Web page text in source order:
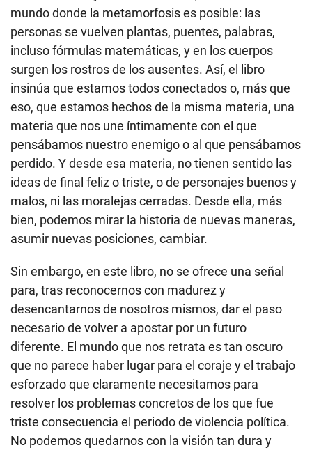
mundo donde la metamorfosis es posible: las
personas se vuelven plantas, puentes, palabras,
incluso fórmulas matemáticas, y en los cuerpos
surgen los rostros de los ausentes. Así, el libro
insinúa que estamos todos conectados o, más que
eso, que estamos hechos de la misma materia, una
materia que nos une íntimamente con el que
pensábamos nuestro enemigo o al que pensábamos
perdido. Y desde esa materia, no tienen sentido las
ideas de final feliz o triste, o de personajes buenos y
malos, ni las moralejas cerradas. Desde ella, más
bien, podemos mirar la historia de nuevas maneras,
asumir nuevas posiciones, cambiar.
Sin embargo, en este libro, no se ofrece una señal
para, tras reconocernos con madurez y
desencantarnos de nosotros mismos, dar el paso
necesario de volver a apostar por un futuro
diferente. El mundo que nos retrata es tan oscuro
que no parece haber lugar para el coraje y el trabajo
esforzado que claramente necesitamos para
resolver los problemas concretos de los que fue
triste consecuencia el periodo de violencia política.
No podemos quedarnos con la visión tan dura y